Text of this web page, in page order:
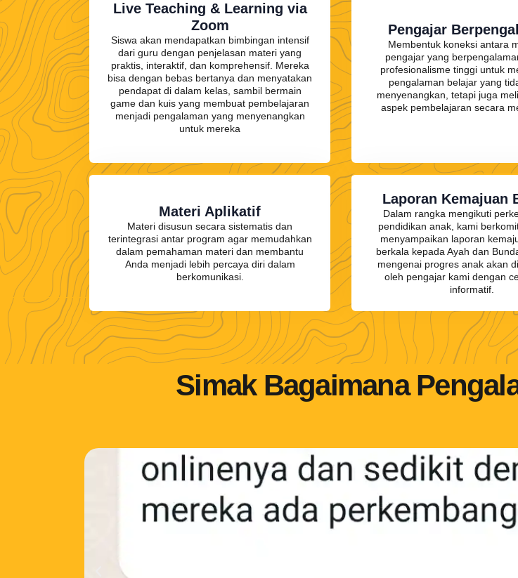
Live Teaching & Learning via
Zoom
Siswa akan mendapatkan bimbingan intensif
dari guru dengan penjelasan materi yang
praktis, interaktif, dan komprehensif. Mereka
bisa dengan bebas bertanya dan menyatakan
pendapat di dalam kelas, sambil bermain
game dan kuis yang membuat pembelajaran
menjadi pengalaman yang menyenangkan
untuk mereka
Pengajar
Membentuk koneksi antara
pengajar yang
profesionalisme tinggi untuk
pengalaman belajar yang
menyenangkan, tetapi juga
aspek pembelajaran secara
Materi Aplikatif
Materi disusun secara sistematis dan
terintegrasi antar program agar memudahkan
dalam pemahaman materi dan membantu
Anda menjadi lebih percaya diri dalam
berkomunikasi.
Laporan Kemajuan
Dalam rangka mengikuti
pendidikan anak, kami
menyampaikan laporan
berkala kepada Ayah dan
mengenai progres anak akan
oleh pengajar kami dengan
informatif.
Simak Bagaimana